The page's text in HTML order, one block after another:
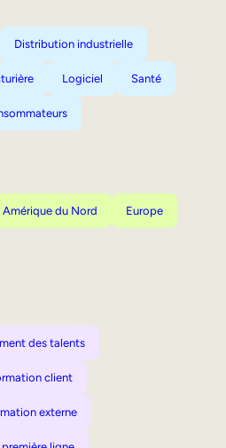
Distribution industrielle
Logiciel Santé
Amérique du Nord Europe
des talents
client
externe